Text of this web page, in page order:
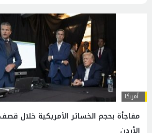
أمريكا
مفاجأة بحجم الخسائر الأمريكية خلال